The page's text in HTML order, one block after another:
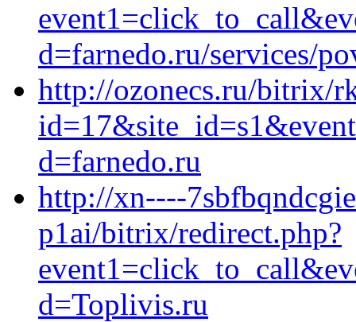
d=farnedo.ru/services/
http://ozonecs.ru/bitrix/
d=farnedo.ru
http://xn----
p1ai/bitrix/redirect.php?
d=Toplivis.ru